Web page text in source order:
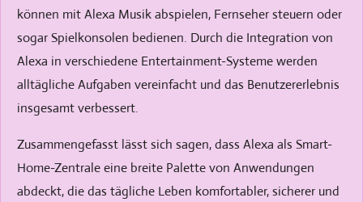
können mit Alexa Musik abspielen, Fernseher steuern oder
sogar Spielkonsolen bedienen. Durch die Integration von
Alexa in verschiedene Entertainment-Systeme werden
alltägliche Aufgaben vereinfacht und das Benutzererlebnis
insgesamt verbessert.
Zusammengefasst lässt sich sagen, dass Alexa als Smart-
Home-Zentrale eine breite Palette von Anwendungen
abdeckt, die das tägliche Leben komfortabler, sicherer und